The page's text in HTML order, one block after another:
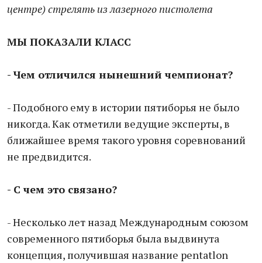
центре) стрелять из лазерного пистолета
МЫ ПОКАЗАЛИ КЛАСС
- Чем отличился нынешний чемпионат?
- Подобного ему в истории пятиборья не было
никогда. Как отметили ведущие эксперты, в
ближайшее время такого уровня соревнований
не предвидится.
- С чем это связано?
- Несколько лет назад Международным союзом
современного пятиборья была выдвинута
концепция, получившая название pentatlon